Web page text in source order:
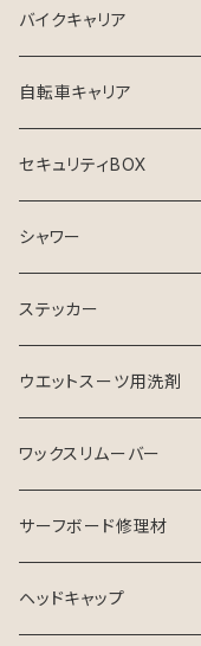
VISSLA
クリエイチャーズ
サーフボードケース
バイクキャリア
自転車キャリア
セキュリティBOX
シャワー
ステッカー
ウエットスーツ用洗剤
シャンプー
ソフナー
ワックスリムーバー
サーフボード修理材
ヘッドキャップ